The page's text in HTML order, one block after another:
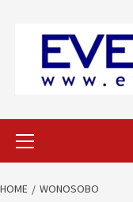
HOME WONOSOBO